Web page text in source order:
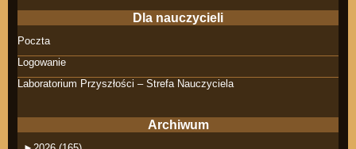
Dla nauczycieli
Poczta
Logowanie
Laboratorium Przyszłości – Strefa Nauczyciela
Archiwum